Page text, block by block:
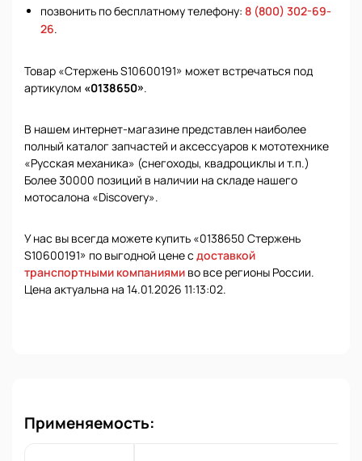
позвонить по бесплатному телефону: 8 (800) 302-69-
26.
Товар «Стержень S10600191» может встречаться под
артикулом «0138650».
В нашем интернет-магазине представлен наиболее
полный каталог запчастей и аксессуаров к мототехнике
«Русская механика» (снегоходы, квадроциклы и т.п.)
Более 30000 позиций в наличии на складе нашего
мотосалона «Discovery».
У нас вы всегда можете купить «0138650 Стержень
S10600191» по выгодной цене с доставкой
транспортными компаниями во все регионы России.
Цена актуальна на 14.01.2026 11:13:02.
Применяемость: